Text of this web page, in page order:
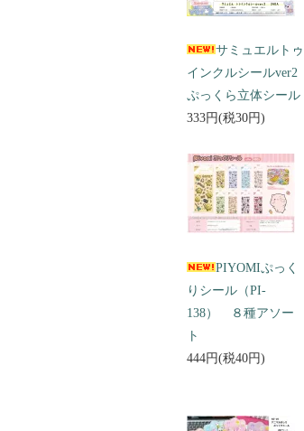
サミュエルトゥ
インクルシールver2
ぷっくら立体シール
333円(税30円)
PIYOMIぷっく
りシール（PI-
138） ８種アソー
ト
444円(税40円)